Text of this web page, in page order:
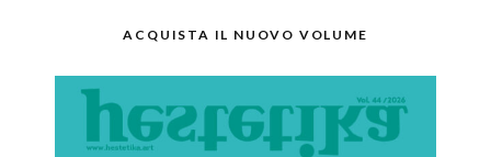
ACQUISTA IL NUOVO VOLUME